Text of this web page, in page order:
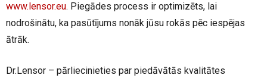
www.lensor.eu. Piegādes process ir optimizēts, lai
nodrošinātu, ka pasūtījums nonāk jūsu rokās pēc iespējas
ātrāk.
Dr.Lensor – pārliecinieties par piedāvātās kvalitātes